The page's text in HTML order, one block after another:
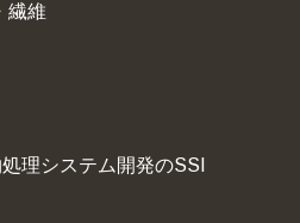
繊維
理システム開発のSSI